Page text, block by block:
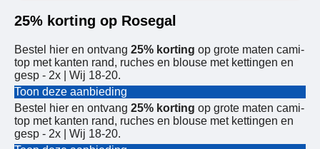
25% korting op Rosegal
Bestel hier en ontvang 25% korting op grote maten cami-
top met kanten rand, ruches en blouse met kettingen en
gesp - 2x | Wij 18-20.
Toon deze aanbieding
Bestel hier en ontvang 25% korting op grote maten cami-
top met kanten rand, ruches en blouse met kettingen en
gesp - 2x | Wij 18-20.